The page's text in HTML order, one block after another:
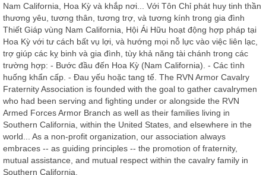
Nam California, Hoa Kỳ và khắp nơi... Với Tôn Chỉ phát huy tinh thần
thương yêu, tương thân, tương trợ, và tương kính trong gia đình
Thiết Giáp vùng Nam California, Hội Ái Hữu hoạt động hợp pháp tại
Hoa Kỳ với tư cách bất vụ lợi, và hướng mọi nỗ lực vào việc liên lạc,
trợ giúp các kỵ binh và gia đình, tùy khả năng tài chánh trong các
trường hợp: - Bước đầu đến Hoa Kỳ (Nam California). - Các tình
huống khẩn cấp. - Đau yếu hoặc tang tế. The RVN Armor Cavalry
Fraternity Association is founded with the goal to gather cavalrymen
who had been serving and fighting under or alongside the RVN
Armed Forces Armor Branch as well as their families living in
Southern California, within the United States, and elsewhere in the
world... As a non-profit organization, our association always
embraces -- as guiding principles -- the promotion of fraternity,
mutual assistance, and mutual respect within the cavalry family in
Southern California.